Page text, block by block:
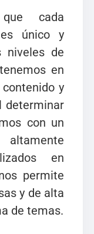
que cada
único y
niveles de
en
y
determinar
con un
en
permite
y de alta
de temas.